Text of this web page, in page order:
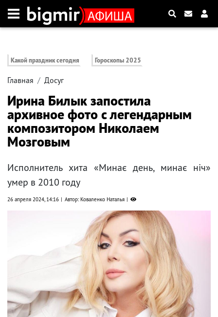
Какой праздник сегодня Гороскопы 2025
Главная Досуг
Ирина Билык запостила
архивное фото с легендарным
композитором Николаем
Мозговым
Исполнитель хита «Минає день, минає ніч»
умер в 2010 году
26 апреля 2024, 14:16 Автор: Коваленко Наталья